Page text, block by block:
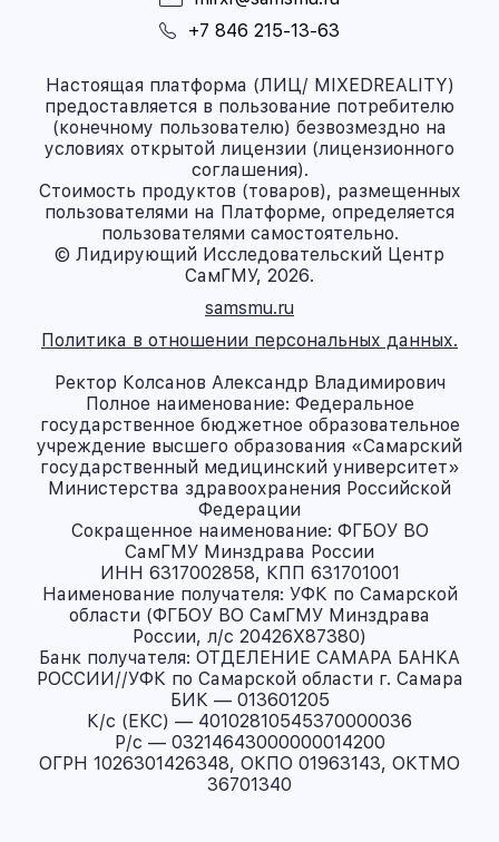
+7 846 215-13-63
Настоящая платформа (ЛИЦ/ MIXEDREALITY)
предоставляется в пользование потребителю
(конечному пользователю) безвозмездно на
условиях открытой лицензии (лицензионного
соглашения).
Стоимость продуктов (товаров), размещенных
пользователями на Платформе, определяется
пользователями самостоятельно.
© Лидирующий Исследовательский Центр
СамГМУ, 2026.
samsmu.ru
Политика в отношении персональных данных.
Ректор Колсанов Александр Владимирович
Полное наименование: Федеральное
государственное бюджетное образовательное
учреждение высшего образования «Самарский
государственный медицинский университет»
Министерства здравоохранения Российской
Федерации
Сокращенное наименование: ФГБОУ ВО
СамГМУ Минздрава России
ИНН 6317002858, КПП 631701001
Наименование получателя: УФК по Самарской
области (ФГБОУ ВО СамГМУ Минздрава
России, л/с 20426X87380)
Банк получателя: ОТДЕЛЕНИЕ САМАРА БАНКА
РОССИИ//УФК по Самарской области г. Самара
БИК — 013601205
К/с (ЕКС) — 40102810545370000036
Р/с — 03214643000000014200
ОГРН 1026301426348, ОКПО 01963143, ОКТМО
36701340